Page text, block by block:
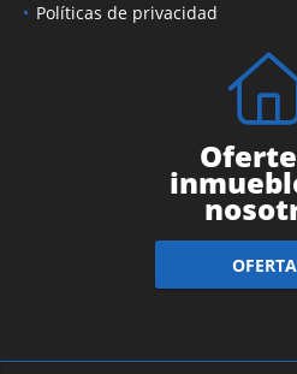
Políticas de privacidad